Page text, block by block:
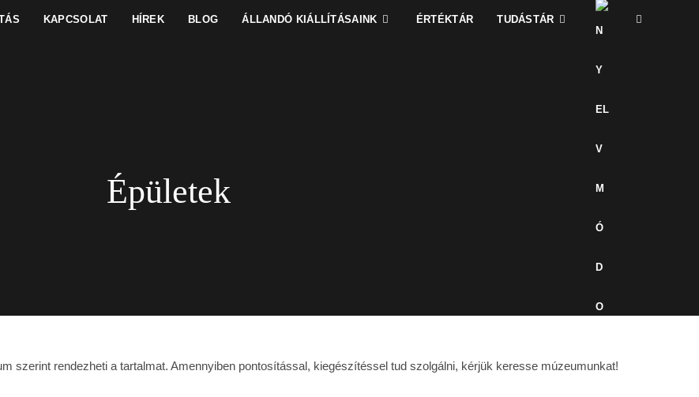
KAPCSOLAT HÍREK BLOG ÁLLANDÓ KIÁLLÍTÁSAINK ÉRTÉKTÁR TUDÁSTÁR
Épületek
szerint rendezheti a tartalmat. Amennyiben pontosítással, kiegészítéssel tud szolgálni, kérjük keresse múzeumunkat!